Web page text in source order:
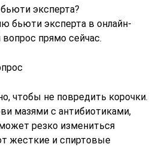
эксперта?
бьюти эксперта в онлайн-
прямо сейчас.
чтобы не повредить корочки.
мазями с антибиотиками,
резко измениться
жесткие и спиртовые